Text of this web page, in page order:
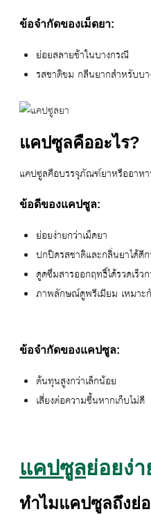
ข้อจำกัดของเม็ดยา:
ย่อยสลายช้าในบางกรณี
รสชาติขม กลืนยากสำหรับบ
แคปซูลคืออะไร?
แคปซูลคือบรรจุภัณฑ์ยาหรืออาหา
ข้อดีของแคปซูล:
ย่อยง่ายกว่าเม็ดยา
ปกปิดรสชาติและกลิ่นยาได้ดีก
ดูดซึมสารออกฤทธิ์ได้รวดเร็ว
ภาพลักษณ์ดูพรีเมียม เหมาะ
ข้อจำกัดของแคปซูล:
ต้นทุนสูงกว่าเล็กน้อย
เสี่ยงต่อความชื้นหากเก็บไม่ดี
แคปซูลย่อยง่
ทำไมแคปซูลถึงย่